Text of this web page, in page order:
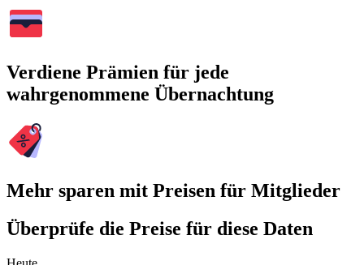
Verdiene Prämien für jede
wahrgenommene Übernachtung
Mehr sparen mit Preisen für Mitglieder
Überprüfe die Preise für diese Daten